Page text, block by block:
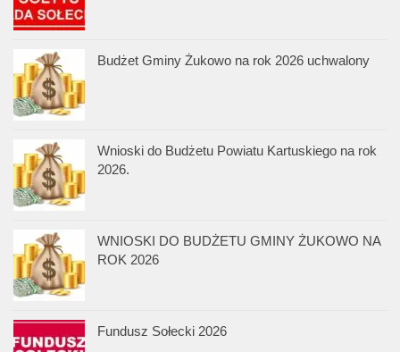
Budżet Gminy Żukowo na rok 2026 uchwalony
Wnioski do Budżetu Powiatu Kartuskiego na rok
2026.
WNIOSKI DO BUDŻETU GMINY ŻUKOWO NA
ROK 2026
Fundusz Sołecki 2026